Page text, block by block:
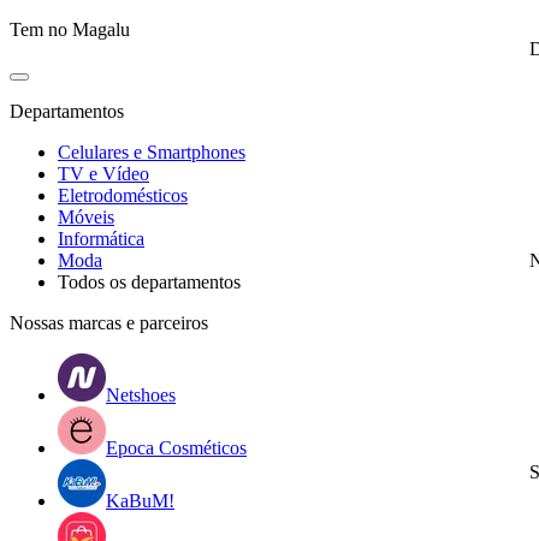
Tem no Magalu
Departamentos
Celulares e Smartphones
TV e Vídeo
Eletrodomésticos
Móveis
Informática
Moda
Todos os departamentos
Nossas marcas e parceiros
Netshoes
Epoca Cosméticos
KaBuM!